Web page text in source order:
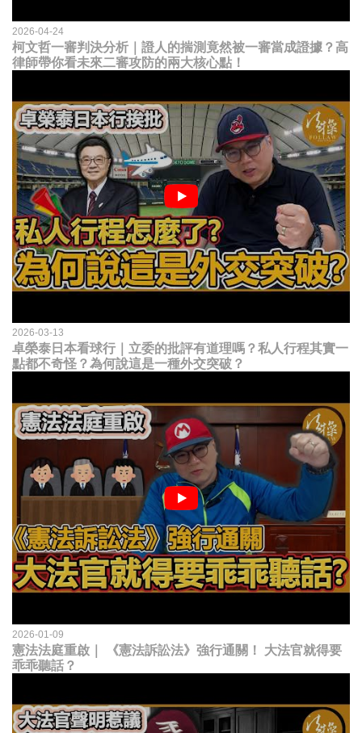
2026-04-24
柯文哲一審判決分析｜證人的揣測竟然被一審當成證據？高
律師帶你看未來二審攻防的兩大核心點！
2026-03-13
卓榮泰日本看球行｜立委的批評有道理嗎？私人行程其實一
點都不奇怪？為何說這是一種外交突破？
2026-01-09
憲法法庭重啟｜ 《憲法訴訟法》強行通關！ 大法官就得要
乖乖聽話？